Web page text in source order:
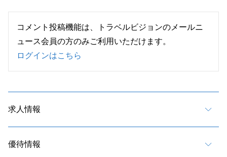
コメント投稿機能は、トラベルビジョンのメールニ
ュース会員の方のみご利用いただけます。
ログインはこちら
求人情報
優待情報